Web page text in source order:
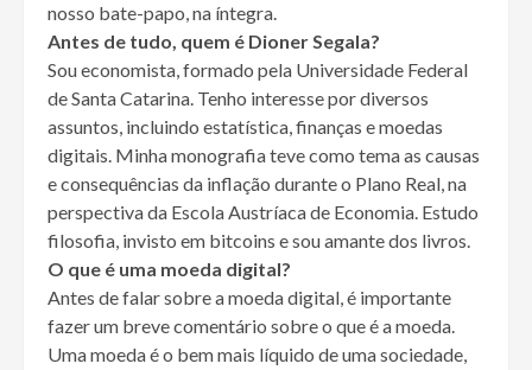
nosso bate-papo, na íntegra.
Antes de tudo, quem é Dioner Segala?
Sou economista, formado pela Universidade Federal
de Santa Catarina. Tenho interesse por diversos
assuntos, incluindo estatística, finanças e moedas
digitais. Minha monografia teve como tema as causas
e consequências da inflação durante o Plano Real, na
perspectiva da Escola Austríaca de Economia. Estudo
filosofia, invisto em bitcoins e sou amante dos livros.
O que é uma moeda digital?
Antes de falar sobre a moeda digital, é importante
fazer um breve comentário sobre o que é a moeda.
Uma moeda é o bem mais líquido de uma sociedade,